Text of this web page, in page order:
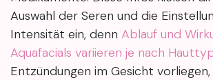
Auswahl der Seren und die
Intensität ein, denn Ablauf und
Aquafacials variieren je nach
Entzündungen im Gesicht